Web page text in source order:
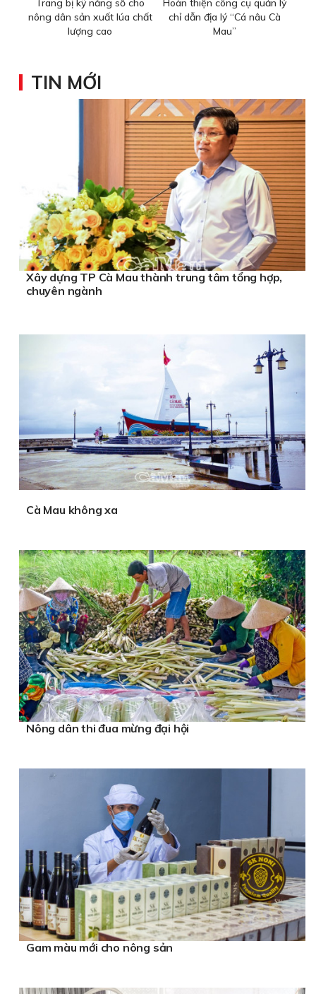
nông dân sản xuất lúa chất
lượng cao
chỉ dẫn địa lý “Cá nâu Cà
Mau”
TIN MỚI
Xây dựng TP Cà Mau thành trung tâm tổng hợp,
chuyên ngành
Cà Mau không xa
Nông dân thi đua mừng đại hội
Gam màu mới cho nông sản